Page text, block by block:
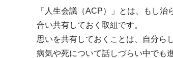
「人生会議（ACP）」とは、もし
合い共有しておく取組です。
思いを共有しておくことは、自分ら
病気や死について話しづらい中でも